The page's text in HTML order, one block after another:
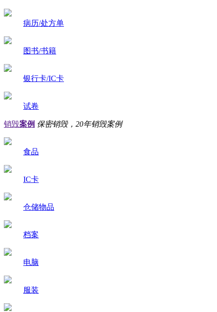
病历/处方单
图书/书籍
银行卡/IC卡
试卷
销毁案例 保密销毁，20年销毁案例
食品
IC卡
仓储物品
档案
电脑
服装